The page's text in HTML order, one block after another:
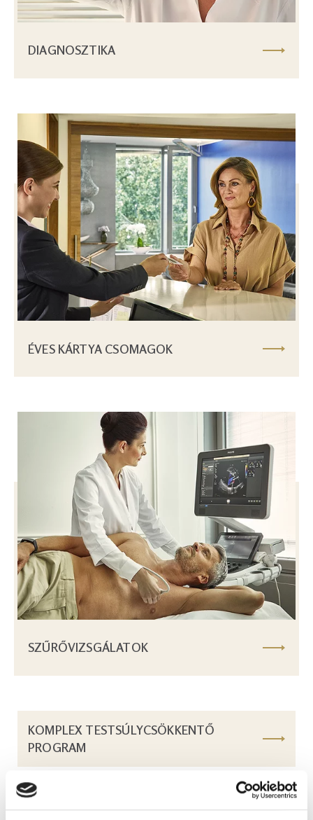
DIAGNOSZTIKA
ÉVES KÁRTYA CSOMAGOK
SZŰRŐVIZSGÁLATOK
KOMPLEX TESTSÚLYCSÖKKENTŐ
PROGRAM